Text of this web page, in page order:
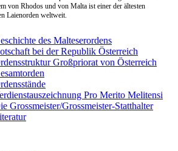
von Rhodos und von Malta ist einer der ältesten
Laienorden weltweit.
des Malteserordens
bei der Republik Österreich
Großpriorat von Österreich
Pro Merito Melitensi
Grossmeister/Grossmeister-Statthalter